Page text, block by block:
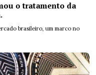
o tratamento da
brasileiro, um marco no